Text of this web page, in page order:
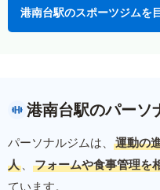
港南台駅のスポーツジムを
港南台駅のパーソ
パーソナルジムは、
運動の
人 、 フォームや食事管理を
ています。